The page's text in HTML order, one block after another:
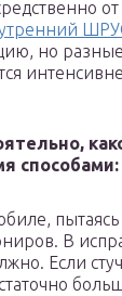
от
но
способами:
пытаясь
В
Если